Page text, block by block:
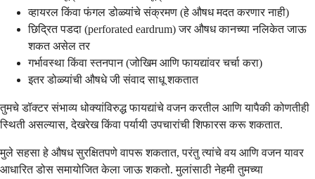
व्हायरल किंवा फंगल डोळ्यांचे संक्रमण (हे औषध मदत करणार नाही)
छिद्रित पडदा (perforated eardrum) जर औषध कानच्या नलिकेत जाऊ
शकत असेल तर
गर्भावस्था किंवा स्तनपान (जोखिम आणि फायद्यांवर चर्चा करा)
इतर डोळ्यांची औषधे जी संवाद साधू शकतात
तुमचे डॉक्टर संभाव्य धोक्यांविरुद्ध फायद्यांचे वजन करतील आणि यापैकी कोणतीही
स्थिती असल्यास, देखरेख किंवा पर्यायी उपचारांची शिफारस करू शकतात.
मुले सहसा हे औषध सुरक्षितपणे वापरू शकतात, परंतु त्यांचे वय आणि वजन यावर
आधारित डोस समायोजित केला जाऊ शकतो. मुलांसाठी नेहमी तुमच्या